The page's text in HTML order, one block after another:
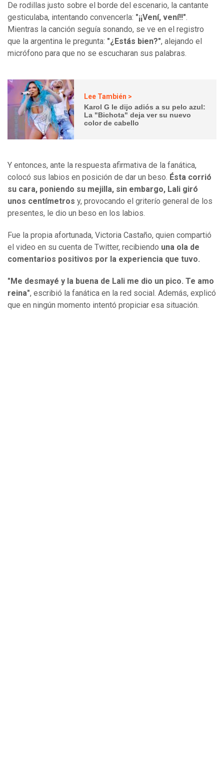
De rodillas justo sobre el borde del escenario, la cantante
gesticulaba, intentando convencerla: "¡¡Vení, vení!!".
Mientras la canción seguía sonando, se ve en el registro
que la argentina le pregunta: "¿Estás bien?", alejando el
micrófono para que no se escucharan sus palabras.
Lee También >
Karol G le dijo adiós a su pelo azul:
La "Bichota" deja ver su nuevo
color de cabello
Y entonces, ante la respuesta afirmativa de la fanática,
colocó sus labios en posición de dar un beso. Ésta corrió
su cara, poniendo su mejilla, sin embargo, Lali giró
unos centímetros y, provocando el griterío general de los
presentes, le dio un beso en los labios.
Fue la propia afortunada, Victoria Castaño, quien compartió
el video en su cuenta de Twitter, recibiendo una ola de
comentarios positivos por la experiencia que tuvo.
"Me desmayé y la buena de Lali me dio un pico. Te amo
reina", escribió la fanática en la red social. Además, explicó
que en ningún momento intentó propiciar esa situación.